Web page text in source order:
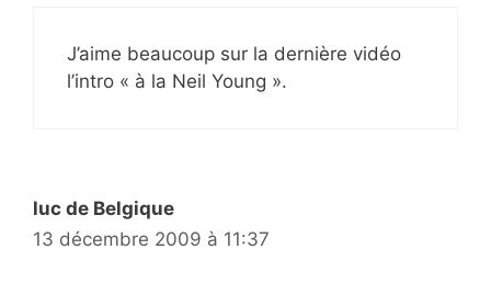
J’aime beaucoup sur la dernière vidéo
l’intro « à la Neil Young ».
luc de Belgique
13 décembre 2009 à 11:37